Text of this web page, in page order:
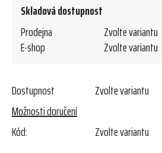
Skladová dostupnost
Prodejna
Zvolte variantu
E-shop
Zvolte variantu
Dostupnost
Zvolte variantu
Možnosti doručení
Kód:
Zvolte variantu